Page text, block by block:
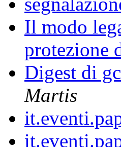
Il modo
protezione
Digest di
Martis